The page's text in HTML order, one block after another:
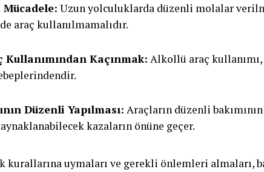
Uzun yolculuklarda düzenli molalar
araç kullanılmamalıdır.
Kaçınmak: Alkollü araç kullanımı,
Düzenli Yapılması: Araçların düzenli
kazaların önüne geçer.
kurallarına uymaları ve gerekli önlemleri almaları,